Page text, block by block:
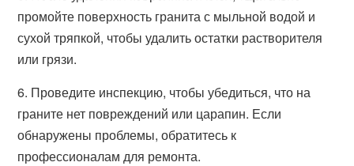
промойте поверхность гранита с мыльной водой и
сухой тряпкой, чтобы удалить остатки растворителя
или грязи.
6. Проведите инспекцию, чтобы убедиться, что на
граните нет повреждений или царапин. Если
обнаружены проблемы, обратитесь к
профессионалам для ремонта.